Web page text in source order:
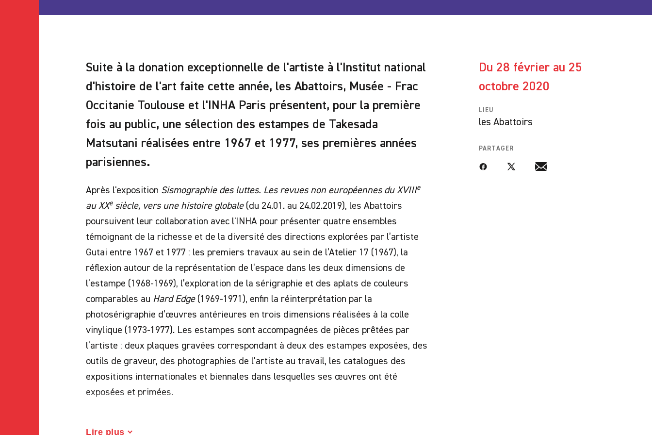
Suite à la donation exceptionnelle de l'artiste à l'Institut national
d'histoire de l'art faite cette année, les Abattoirs, Musée - Frac
Occitanie Toulouse et l'INHA Paris présentent, pour la première
fois au public, une sélection des estampes de Takesada
Matsutani réalisées entre 1967 et 1977, ses premières années
parisiennes.
Après l'exposition Sismographie des luttes. Les revues non européennes du XVIIIe
au XXesiècle, vers une histoire globale(du 24.01. au 24.02.2019), les Abattoirs
poursuivent leur collaboration avec l'INHA pour présenter quatre ensembles
témoignant de la richesse et de la diversité des directions explorées par l’artiste
Gutai entre 1967 et 1977 : les premiers travaux au sein de l’Atelier 17 (1967), la
réflexion autour de la représentation de l’espace dans les deux dimensions de
l’estampe (1968-1969), l’exploration de la sérigraphie et des aplats de couleurs
comparables au Hard Edge(1969-1971), enfin la réinterprétation par la
photosérigraphie d’œuvres antérieures en trois dimensions réalisées à la colle
vinylique (1973-1977). Les estampes sont accompagnées de pièces prêtées par
l’artiste : deux plaques gravées correspondant à deux des estampes exposées, des
outils de graveur, des photographies de l’artiste au travail, les catalogues des
expositions internationales et biennales dans lesquelles ses œuvres ont été
exposées et primées.
Lire plus
Du 28 février au 25
octobre 2020
LIEU
les Abattoirs
PARTAGER
FacebookTwitter Email